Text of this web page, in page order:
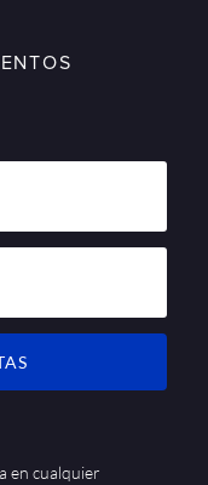
en cualquier